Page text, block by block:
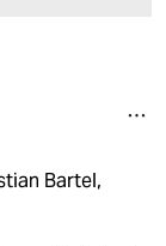
Bartel,